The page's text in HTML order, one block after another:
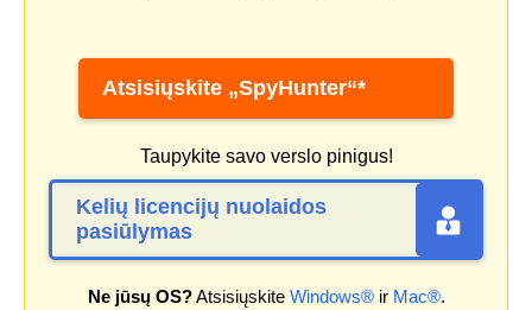
Atsisiųskite „SpyHunter“*
Taupykite savo verslo pinigus!
Kelių licencijų nuolaidos
pasiūlymas
Ne jūsų OS?Atsisiųskite Windows®ir Mac®.